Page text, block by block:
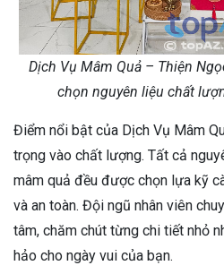
Dịch Vụ Mâm Quả – Thiện
chọn nguyên liệu chất
Điểm nổi bật của Dịch Vụ Mâm
trọng vào chất lượng. Tất cả
mâm quả đều được chọn lựa kỹ
và an toàn. Đội ngũ nhân viên
tâm, chăm chút từng chi tiết nhỏ
hảo cho ngày vui của bạn.